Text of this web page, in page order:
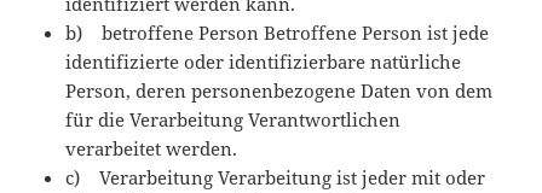
b) betroffene Person Betroffene Person ist jede
identifizierte oder identifizierbare natürliche
Person, deren personenbezogene Daten von dem
für die Verarbeitung Verantwortlichen
verarbeitet werden.
c) Verarbeitung Verarbeitung ist jeder mit oder